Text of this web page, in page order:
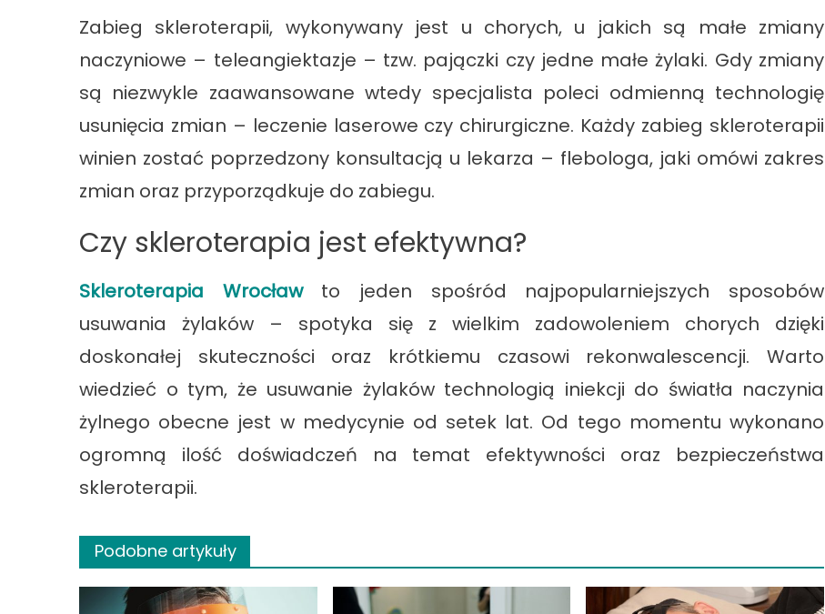
Zabieg skleroterapii, wykonywany jest u chorych, u jakich są małe zmiany
naczyniowe – teleangiektazje – tzw. pajączki czy jedne małe żylaki. Gdy zmiany
są niezwykle zaawansowane wtedy specjalista poleci odmienną technologię
usunięcia zmian – leczenie laserowe czy chirurgiczne. Każdy zabieg skleroterapii
winien zostać poprzedzony konsultacją u lekarza – flebologa, jaki omówi zakres
zmian oraz przyporządkuje do zabiegu.
Czy skleroterapia jest efektywna?
Skleroterapia Wrocławto jeden spośród najpopularniejszych sposobów
usuwania żylaków – spotyka się z wielkim zadowoleniem chorych dzięki
doskonałej skuteczności oraz krótkiemu czasowi rekonwalescencji. Warto
wiedzieć o tym, że usuwanie żylaków technologią iniekcji do światła naczynia
żylnego obecne jest w medycynie od setek lat. Od tego momentu wykonano
ogromną ilość doświadczeń na temat efektywności oraz bezpieczeństwa
skleroterapii.
Podobne artykuły